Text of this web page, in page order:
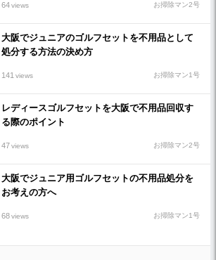
64views お掃除マン2号
大阪でジュニアのゴルフセットを不用品として
処分する方法の決め方
141 views お掃除マン1号
レディースゴルフセットを大阪で不用品回収す
る際のポイント
47views お掃除マン2号
大阪でジュニア用ゴルフセットの不用品処分を
お考えの方へ
68views お掃除マン1号